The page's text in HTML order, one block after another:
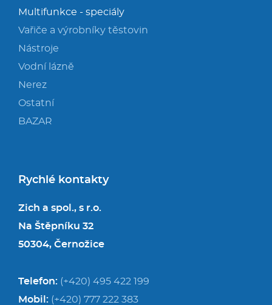
Multifunkce - speciály
Vařiče a výrobníky těstovin
Nástroje
Vodní lázně
Nerez
Ostatní
BAZAR
Rychlé kontakty
Zich a spol., s r.o.
Na Štěpníku 32
50304, Černožice
Telefon: (+420) 495 422 199
Mobil: (+420) 777 222 383